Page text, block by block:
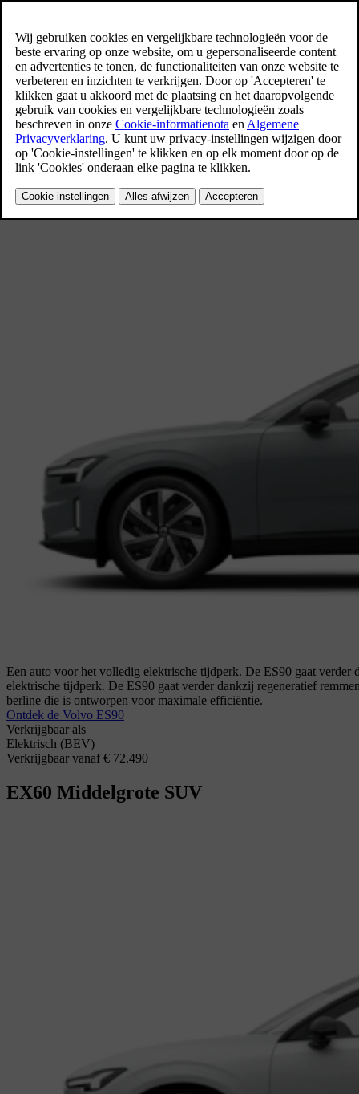
Een ruime SUV die volledig elektrisch is. De EX90 biedt comfort,
tijdperk van veiligheid en technologie. De Volvo EX90 is
Met baanbrekende Safe Space Technology beschermt de EX90
definieert deze grote SUV wat het betekent om volledig elektrisch
Ontdek de Volvo EX90
Verkrijgbaar als
Elektrisch (BEV)
Verkrijgbaar vanaf € 84.490
ES90Sedan
Een auto voor het volledig elektrische tijdperk. De ES90 gaat
elektrische tijdperk. De ES90 gaat verder dankzij regeneratief
berline die is ontworpen voor maximale efficiëntie.
Ontdek de Volvo ES90
Verkrijgbaar als
Elektrisch (BEV)
Verkrijgbaar vanaf € 72.490
EX60 Middelgrote SUV